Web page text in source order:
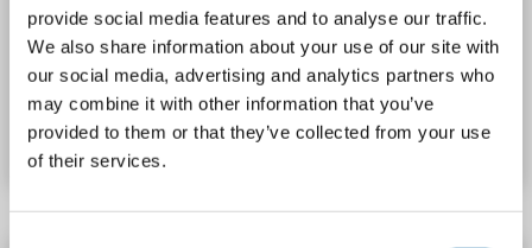
provide social media features and to analyse our traffic.
We also share information about your use of our site with
our social media, advertising and analytics partners who
may combine it with other information that you’ve
provided to them or that they’ve collected from your use
of their services.
50-1000 pg/mL Cell Culture Supernatant, Plasma, Serum, Tissue Homogenate
N° du produit ABIN772752
Fiche technique Détails